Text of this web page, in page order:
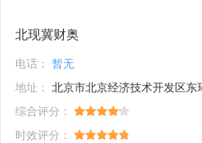
北现冀财奥
电话： 暂无
地址： 北京市北京经济技术开发区东
综合评分：
时效评分：